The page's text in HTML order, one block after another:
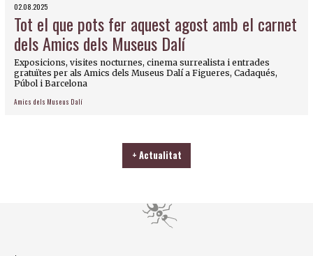
02.08.2025
Tot el que pots fer aquest agost amb el carnet
dels Amics dels Museus Dalí
Exposicions, visites nocturnes, cinema surrealista i entrades
gratuïtes per als Amics dels Museus Dalí a Figueres, Cadaqués,
Púbol i Barcelona
Amics dels Museus Dalí
+ Actualitat